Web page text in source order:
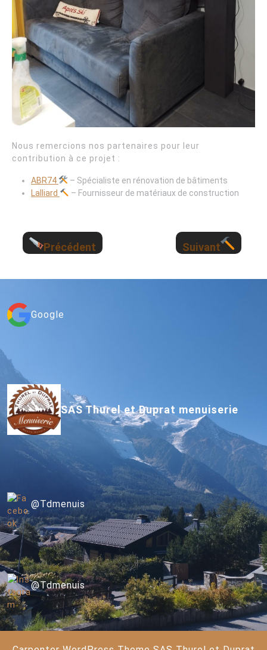
Nous remercions nos partenaires pour leur
contribution à ce projet :
ABR74
– Spécialiste en rénovation de bâtiments
Lalliard
– Fournisseur de matériaux de construction
Précédent Suivant
Google
SAS Thurel et Duprat menuiserie
@Tdmenuis
@Tdmenuis